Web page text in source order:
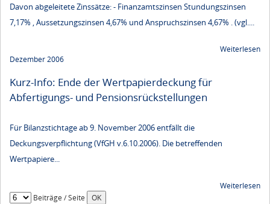
Davon abgeleitete Zinssätze: - Finanzamtszinsen Stundungszinsen
7,17% , Aussetzungszinsen 4,67% und Anspruchszinsen 4,67% . (vgl....
Weiterlesen
Dezember 2006
Kurz-Info: Ende der Wertpapierdeckung für
Abfertigungs- und Pensionsrückstellungen
Für Bilanzstichtage ab 9. November 2006 entfällt die
Deckungsverpflichtung (VfGH v.6.10.2006). Die betreffenden
Wertpapiere...
Weiterlesen
Beiträge / Seite